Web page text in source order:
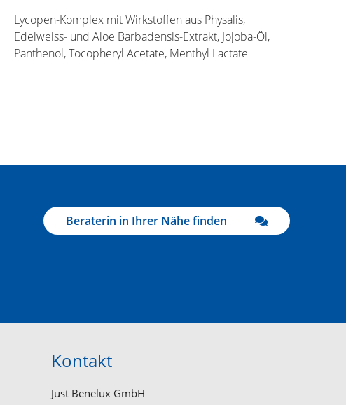
Lycopen-Komplex mit Wirkstoffen aus Physalis,
Edelweiss- und Aloe Barbadensis-Extrakt, Jojoba-Öl,
Panthenol, Tocopheryl Acetate, Menthyl Lactate
Beraterin in Ihrer Nähe finden
Kontakt
Just Benelux GmbH